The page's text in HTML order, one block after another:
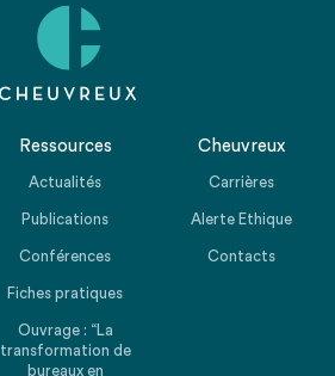
Ressources
Actualités
Publications
Conférences
Fiches pratiques
Ouvrage : “La
transformation de
bureaux en
Cheuvreux
Carrières
Alerte Ethique
Contacts